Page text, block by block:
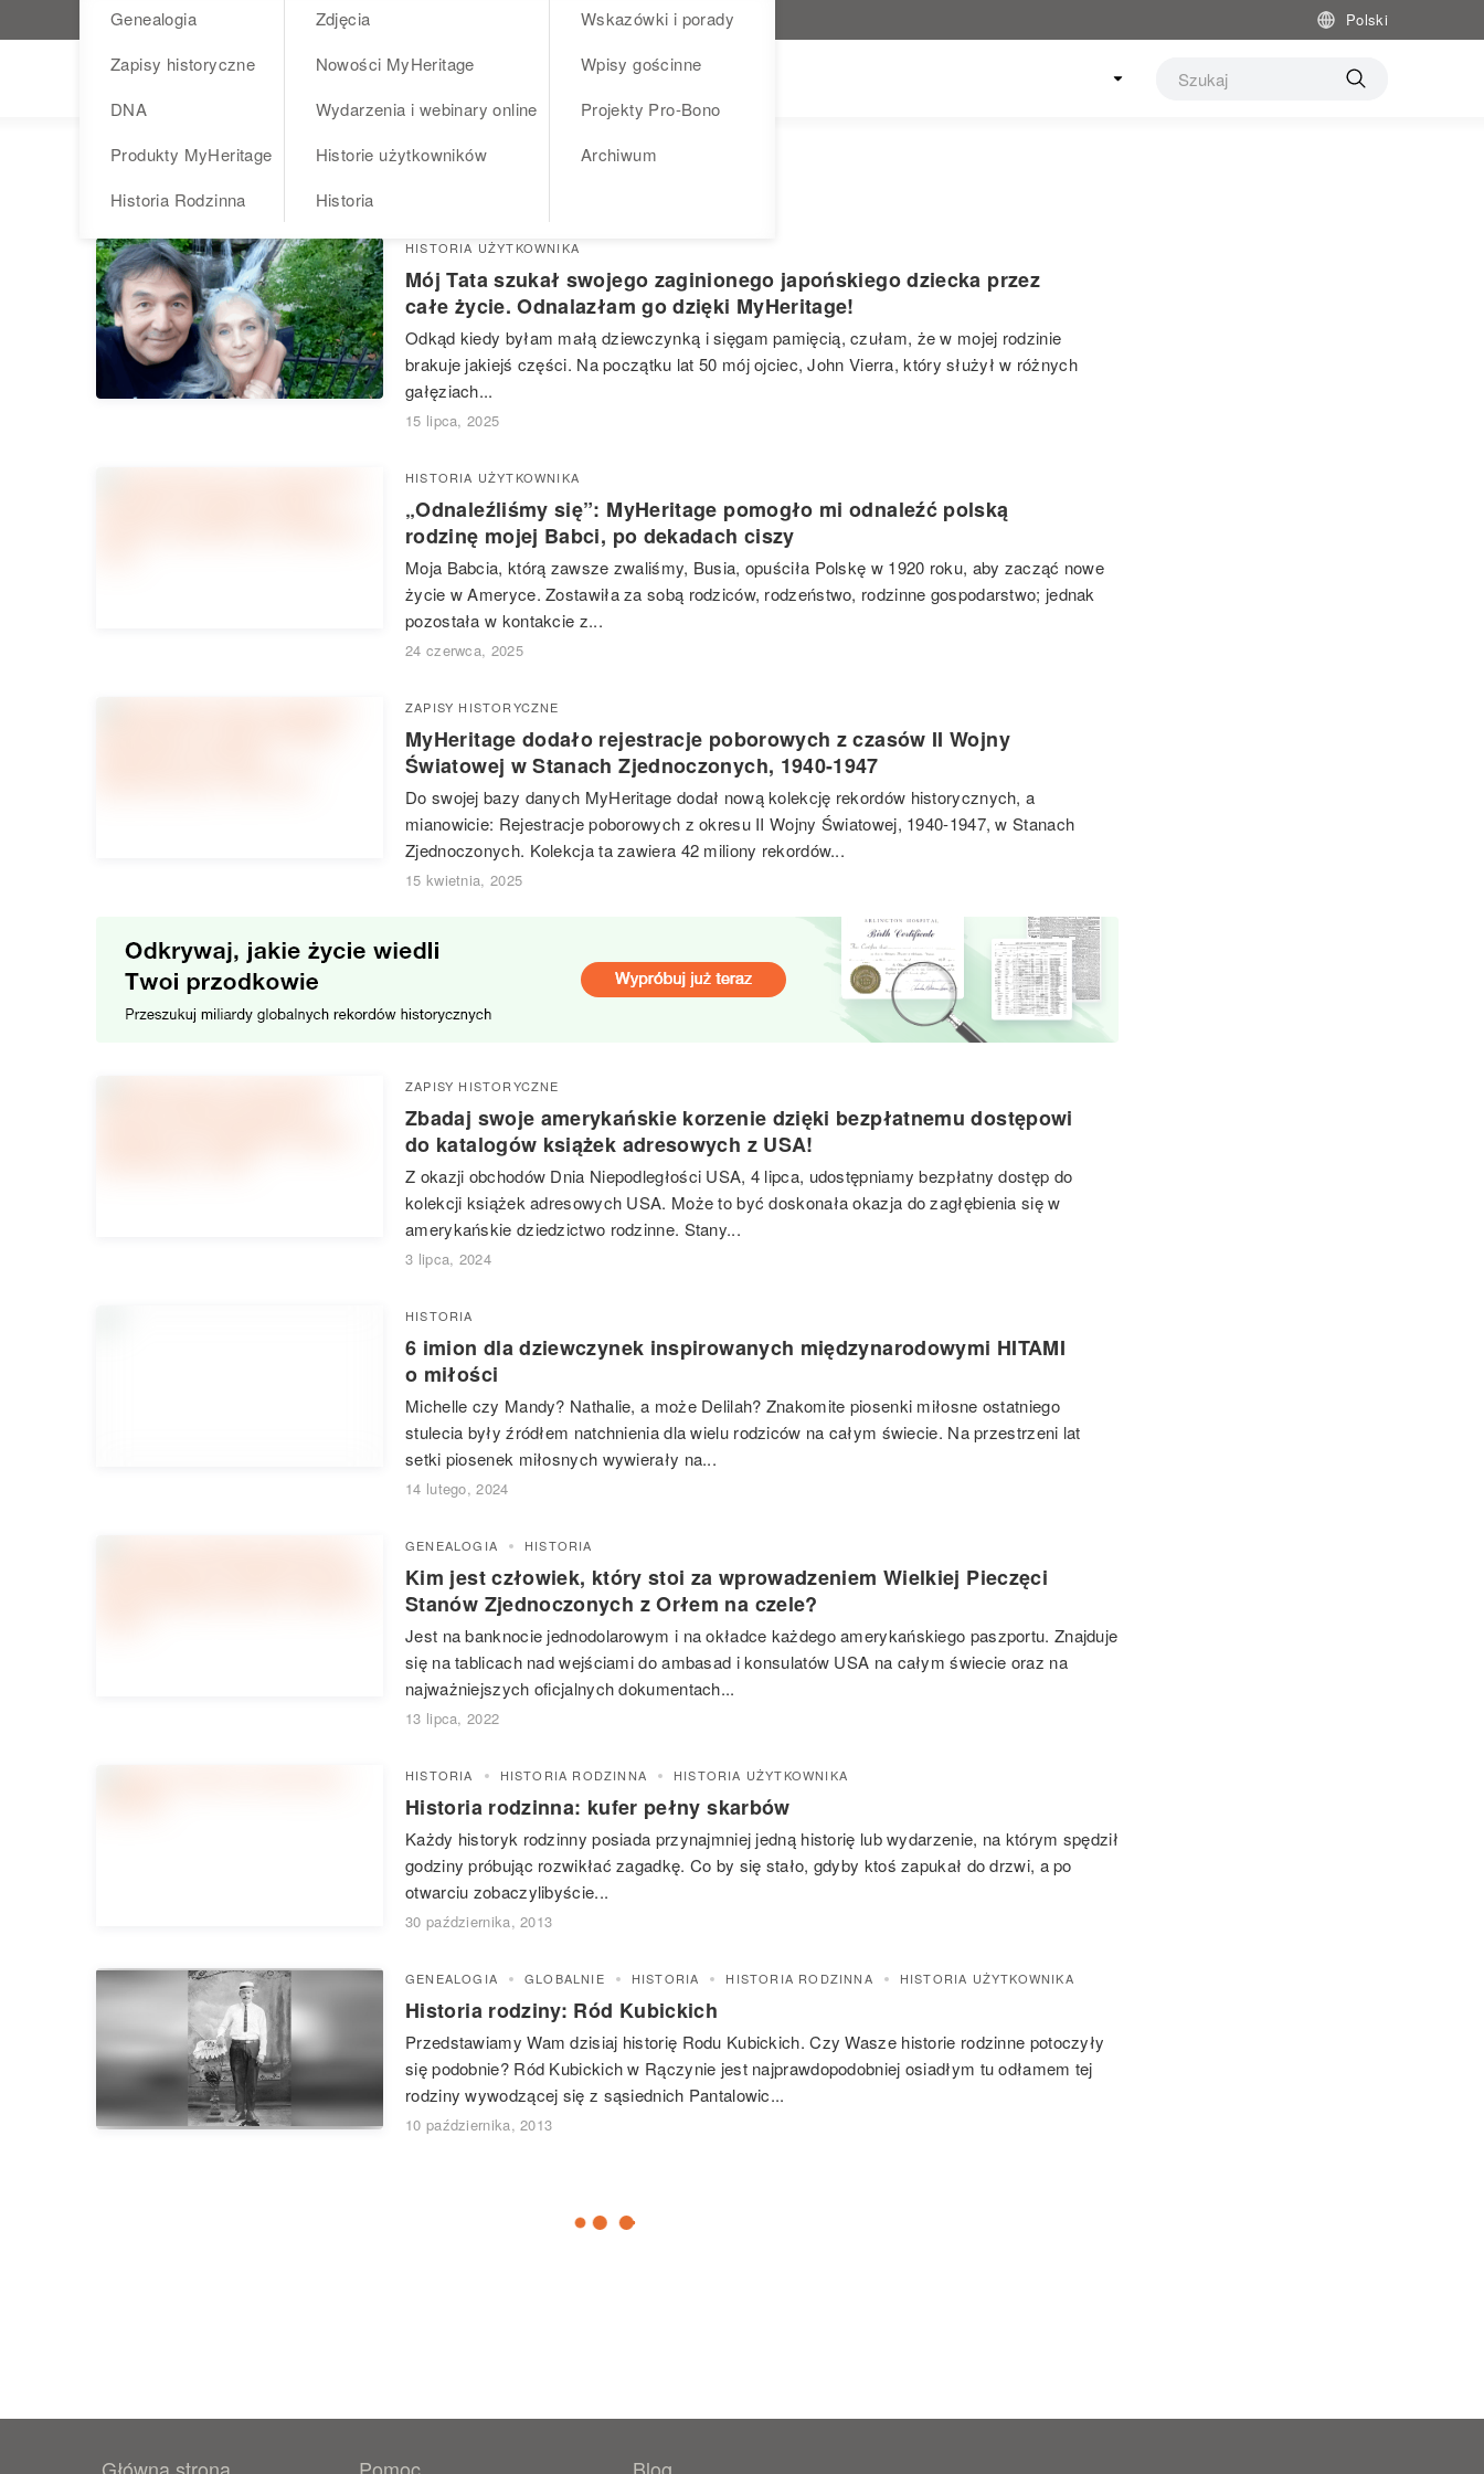
Odwiedź MyHeritage.pl Polski
Blog
Genealogia
Zapisy historyczne
DNA
Produkty MyHeritage
Historia Rodzinna
Zdjęcia
Nowości MyHeritage
Wydarzenia i webinary online
Historie użytkowników
Historia
Wskazówki i porady
Wpisy gościnne
Projekty Pro-Bono
Archiwum
USA
HISTORIA UŻYTKOWNIKA
Mój Tata szukał swojego zaginionego japońskiego dziecka przez
całe życie. Odnalazłam go dzięki MyHeritage!
Odkąd kiedy byłam małą dziewczynką i sięgam pamięcią, czułam, że w mojej rodzinie
brakuje jakiejś części. Na początku lat 50 mój ojciec, John Vierra, który służył w różnych
gałęziach...
15 lipca, 2025
HISTORIA UŻYTKOWNIKA
„Odnaleźliśmy się”: MyHeritage pomogło mi odnaleźć polską
rodzinę mojej Babci, po dekadach ciszy
Moja Babcia, którą zawsze zwaliśmy, Busia, opuściła Polskę w 1920 roku, aby zacząć nowe
życie w Ameryce. Zostawiła za sobą rodziców, rodzeństwo, rodzinne gospodarstwo; jednak
pozostała w kontakcie z...
24 czerwca, 2025
ZAPISY HISTORYCZNE
MyHeritage dodało rejestracje poborowych z czasów II Wojny
Światowej w Stanach Zjednoczonych, 1940-1947
Do swojej bazy danych MyHeritage dodał nową kolekcję rekordów historycznych, a
mianowicie: Rejestracje poborowych z okresu II Wojny Światowej, 1940-1947, w Stanach
Zjednoczonych. Kolekcja ta zawiera 42 miliony rekordów...
15 kwietnia, 2025
ZAPISY HISTORYCZNE
Zbadaj swoje amerykańskie korzenie dzięki bezpłatnemu dostępowi
do katalogów książek adresowych z USA!
Z okazji obchodów Dnia Niepodległości USA, 4 lipca, udostępniamy bezpłatny dostęp do
kolekcji książek adresowych USA. Może to być doskonała okazja do zagłębienia się w
amerykańskie dziedzictwo rodzinne. Stany...
3 lipca, 2024
HISTORIA
6 imion dla dziewczynek inspirowanych międzynarodowymi HITAMI
o miłości
Michelle czy Mandy? Nathalie, a może Delilah? Znakomite piosenki miłosne ostatniego
stulecia były źródłem natchnienia dla wielu rodziców na całym świecie. Na przestrzeni lat
setki piosenek miłosnych wywierały na...
14 lutego, 2024
GENEALOGIA HISTORIA
Kim jest człowiek, który stoi za wprowadzeniem Wielkiej Pieczęci
Stanów Zjednoczonych z Orłem na czele?
Jest na banknocie jednodolarowym i na okładce każdego amerykańskiego paszportu. Znajduje
się na tablicach nad wejściami do ambasad i konsulatów USA na całym świecie oraz na
najważniejszych oficjalnych dokumentach...
13 lipca, 2022
HISTORIA HISTORIA RODZINNA HISTORIA UŻYTKOWNIKA
Historia rodzinna: kufer pełny skarbów
Każdy historyk rodzinny posiada przynajmniej jedną historię lub wydarzenie, na którym spędził
godziny próbując rozwikłać zagadkę. Co by się stało, gdyby ktoś zapukał do drzwi, a po
otwarciu zobaczylibyście...
30 października, 2013
GENEALOGIA GLOBALNIE HISTORIA HISTORIA RODZINNA HISTORIA UŻYTKOWNIKA
Historia rodziny: Ród Kubickich
Przedstawiamy Wam dzisiaj historię Rodu Kubickich. Czy Wasze historie rodzinne potoczyły
się podobnie? Ród Kubickich w Rączynie jest najprawdopodobniej osiadłym tu odłamem tej
rodziny wywodzącej się z sąsiednich Pantalowic...
10 października, 2013